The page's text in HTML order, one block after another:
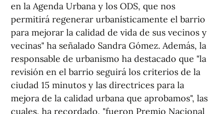
en la Agenda Urbana y los ODS, que nos
permitirá regenerar urbanísticamente el barrio
para mejorar la calidad de vida de sus vecinos y
vecinas" ha señalado Sandra Gómez. Además, la
responsable de urbanismo ha destacado que "la
revisión en el barrio seguirá los criterios de la
ciudad 15 minutos y las directrices para la
mejora de la calidad urbana que aprobamos", las
cuales, ha recordado, "fueron Premio Nacional